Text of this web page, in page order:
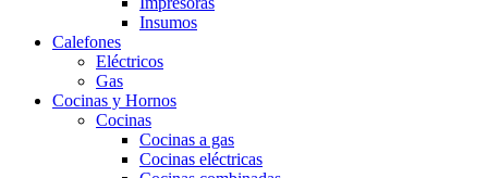
Insumos
Calefones
Eléctricos
Gas
Cocinas y Hornos
Cocinas
Cocinas a gas
Cocinas eléctricas